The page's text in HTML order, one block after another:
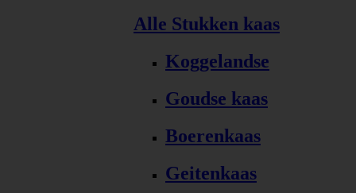
Alle Stukken kaas
Koggelandse
Goudse kaas
Boerenkaas
Geitenkaas